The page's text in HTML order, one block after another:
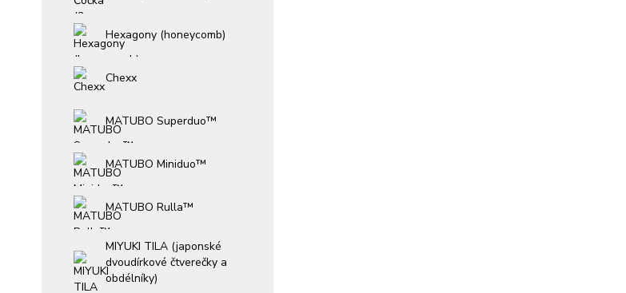
Hexagony (honeycomb)
Chexx
MATUBO Superduo™
MATUBO Miniduo™
MATUBO Rulla™
MIYUKI TILA (japonské
dvoudírkové čtverečky a
obdélníky)